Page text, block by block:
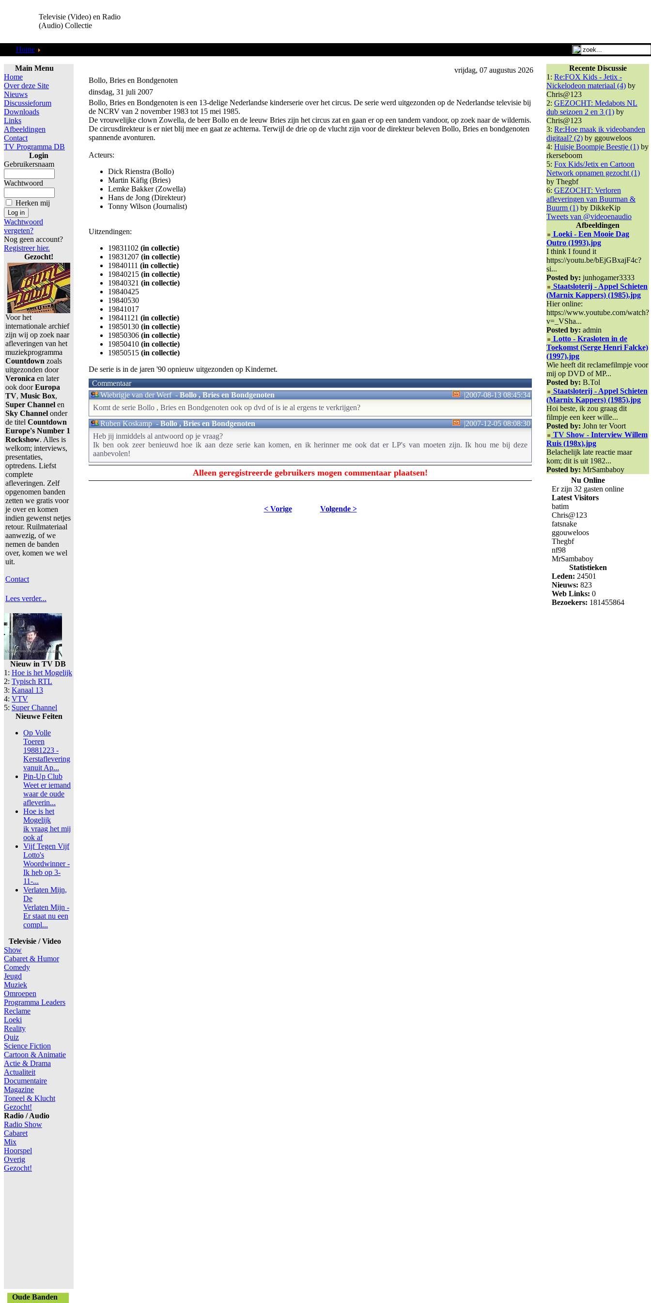
Televisie (Video) en Radio
(Audio) Collectie
Home
Main Menu
Home
Over deze Site
Nieuws
Discussieforum
Downloads
Links
Afbeeldingen
Contact
TV Programma DB
Login
Gebruikersnaam
Wachtwoord
Herken mij
Wachtwoord
vergeten?
Nog geen account?
Registreer hier.
Gezocht!
Voor het
internationale archief
zijn wij op zoek naar
afleveringen van het
muziekprogramma
Countdown zoals
uitgezonden door
Veronica en later
ook doorEuropa
TV, Music Box,
Super Channel en
Sky Channel onder
de titel Countdown
Europe's Number 1
Rockshow. Alles is
welkom; interviews,
presentaties,
optredens. Liefst
complete
afleveringen. Zelf
opgenomen banden
zetten we gratis voor
je over en komen
indien gewenst netjes
retour. Ruilmateriaal
aanwezig, of we
nemen de banden
over, komen we wel
uit.
Contact
Lees verder...
Nieuw in TV DB
1: Hoe is het Mogelijk
2: Typisch RTL
3: Kanaal 13
4: VTV
5: Super Channel
Nieuwe Feiten
Op Volle
Toeren
19881223 -
Kerstaflevering
vanuit Ap...
Pin-Up Club
Weet er iemand
waar de oude
afleverin...
Hoe is het
Mogelijk
ik vraag het mij
ook af
Vijf Tegen Vijf
Lotto's
Woordwinner -
Ik heb op 3-
11-...
Verlaten Mijn,
De
Verlaten Mijn -
Er staat nu een
compl...
Televisie / Video
Show
Cabaret & Humor
Comedy
Jeugd
Muziek
Omroepen
Programma Leaders
Reclame
Loeki
Reality
Quiz
Science Fiction
Cartoon & Animatie
Actie & Drama
Actualiteit
Documentaire
Magazine
Toneel & Klucht
Gezocht!
Radio / Audio
Radio Show
Cabaret
Mix
Hoorspel
Overig
Gezocht!
Oude Banden
vrijdag, 07 augustus 2026
Bollo, Bries en Bondgenoten
dinsdag, 31 juli 2007
Bollo, Bries en Bondgenoten is een 13-delige Nederlandse kinderserie over het circus. De serie werd uitgezonden op de Nederlandse televisie bij
de NCRV van 2 november 1983 tot 15 mei 1985.
De vrouwelijke clown Zowella, de beer Bollo en de leeuw Bries zijn het circus zat en gaan er op een tandem vandoor, op zoek naar de wildernis.
De circusdirekteur is er niet blij mee en gaat ze achterna. Terwijl de drie op de vlucht zijn voor de direkteur beleven Bollo, Bries en bondgenoten
spannende avonturen.
Acteurs:
Dick Rienstra (Bollo)
Martin Käfig (Bries)
Lemke Bakker (Zowella)
Hans de Jong (Direkteur)
Tonny Wilson (Journalist)
Uitzendingen:
19831102 (in collectie)
19831207 (in collectie)
19840111 (in collectie)
19840215 (in collectie)
19840321 (in collectie)
19840425
19840530
19841017
19841121 (in collectie)
19850130 (in collectie)
19850306 (in collectie)
19850410 (in collectie)
19850515 (in collectie)
De serie is in de jaren '90 opnieuw uitgezonden op Kindernet.
Commentaar
Wiebrigje van der Werf-Bollo , Bries en Bondgenoten |2007-08-13 08:45:34
Komt de serie Bollo , Bries en Bondgenoten ook op dvd of is ie al ergens te verkrijgen?
Ruben Koskamp-Bollo , Bries en Bondgenoten |2007-12-05 08:08:30
Heb jij inmiddels al antwoord op je vraag?
Ik ben ook zeer benieuwd hoe ik aan deze serie kan komen, en ik herinner me ook dat er LP's van moeten zijn. Ik hou me bij deze
aanbevolen!
Alleen geregistreerde gebruikers mogen commentaar plaatsen!
< Vorige Volgende >
Recente Discussie
1: Re:FOX Kids - Jetix -
Nickelodeon materiaal (4) by
Chris@123
2: GEZOCHT: Medabots NL
dub seizoen 2 en 3 (1) by
Chris@123
3: Re:Hoe maak ik videobanden
digitaal? (2) by ggouweloos
4: Huisje Boompje Beestje (1) by
rkerseboom
5: Fox Kids/Jetix en Cartoon
Network opnamen gezocht (1)
by Thegbf
6: GEZOCHT: Verloren
afleveringen van Buurman &
Buurm (1) by DikkeKip
Tweets van @videoenaudio
Afbeeldingen
Loeki - Een Mooie Dag
Outro (1993).jpg
I think I found it
https://youtu.be/bEjGBxajF4c?
si...
Posted by: junhogamer3333
Staatsloterij - Appel Schieten
(Marnix Kappers) (1985).jpg
Hier online:
https://www.youtube.com/watch?
v=_VSha...
Posted by: admin
Lotto - Krasloten in de
Toekomst (Serge Henri Falcke)
(1997).jpg
Wie heeft dit reclamefilmpje voor
mij op DVD of MP...
Posted by: B.Tol
Staatsloterij - Appel Schieten
(Marnix Kappers) (1985).jpg
Hoi beste, ik zou graag dit
filmpje een keer wille...
Posted by: John ter Voort
TV Show - Interview Willem
Ruis (198x).jpg
Belachelijk late reactie maar
kom; dit is uit 1982...
Posted by: MrSambaboy
Nu Online
Er zijn 32 gasten online
Latest Visitors
batim
Chris@123
fatsnake
ggouweloos
Thegbf
nf98
MrSambaboy
Statistieken
Leden: 24501
Nieuws: 823
Web Links: 0
Bezoekers: 181455864